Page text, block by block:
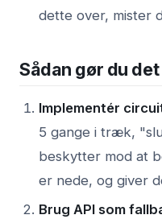
dette over, mister
Sådan gør du
Implementér
5 gange i træk,
beskytter mod at
er nede, og giver
Brug API som